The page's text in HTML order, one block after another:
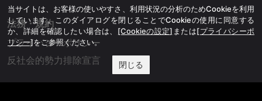
法務・規約
プライバシーポリシー
反社会的勢力排除宣言
当サイトは、お客様の使いやすさ、利用状況の分析のためCookieを利用
しています。このダイアログを閉じることでCookieの使用に同意する
か、詳細を確認したい場合は、 [Cookieの設定] または[プライバシーポ
リシー]をご参照ください。
閉じる